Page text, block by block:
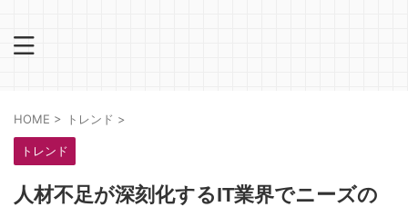
HOME > トレンド >
トレンド
人材不足が深刻化するIT業界でニーズの